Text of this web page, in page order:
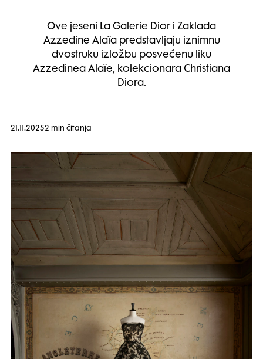
Ove jeseni La Galerie Dior i Zaklada
Azzedine Alaïa predstavljaju iznimnu
dvostruku izložbu posvećenu liku
Azzedinea Alaïe, kolekcionara Christiana
Diora.
21.11.20252 min čitanja